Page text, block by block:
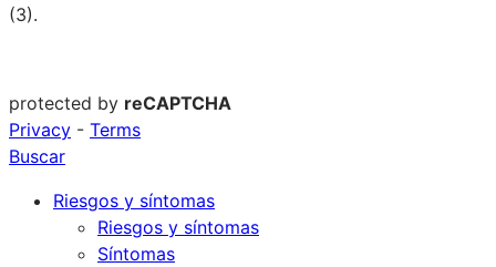
(3).
protected by reCAPTCHA
Privacy - Terms
Buscar
Riesgos y síntomas
Riesgos y síntomas
Síntomas